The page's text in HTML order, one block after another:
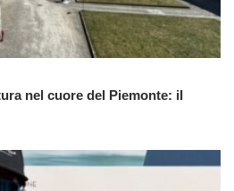
nel cuore del Piemonte: il